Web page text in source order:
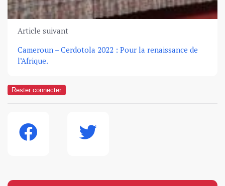
Article suivant
Cameroun – Cerdotola 2022 : Pour la renaissance de
l’Afrique.
Rester connecter